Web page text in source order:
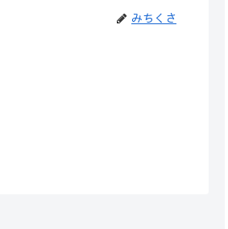
みちくさ